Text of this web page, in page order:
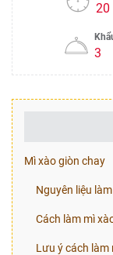
20
3
Mì xào giòn chay
Nguyên liệu
Cách làm mì
Lưu ý cách làm